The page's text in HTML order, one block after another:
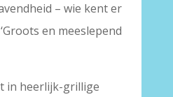
– wie kent er
en meeslepend
in heerlijk-grillige